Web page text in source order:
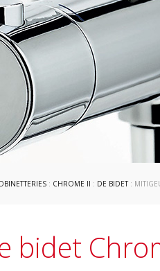
: CHROME II : DE BIDET:
bidet